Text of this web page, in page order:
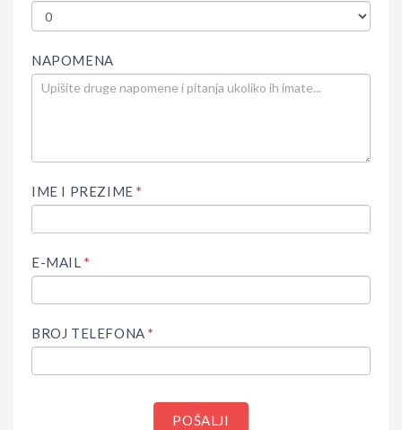
NAPOMENA
IME I PREZIME*
E-MAIL*
BROJ TELEFONA*
POŠALJI